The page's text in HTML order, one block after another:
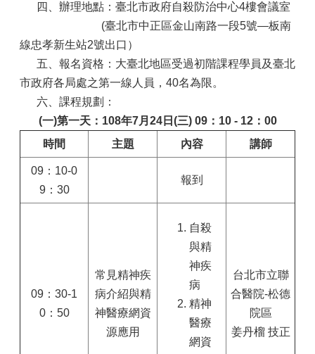
四、辦理地點：臺北市政府自殺防治中心4樓會議室
(臺北市中正區金山南路一段5號—板南
線忠孝新生站2號出口）
五、報名資格：大臺北地區受過初階課程學員及臺北
市政府各局處之第一線人員，40名為限。
六、課程規劃：
(一)第一天：108年7月24日(三) 09：10 - 12：00
時間
主題 內容 講師
09：10-0
9：30
報到
09：30-1
0：50
常見精神疾
病介紹與精
神醫療網資
源應用
自殺
與精
神疾
病
精神
醫療
網資
台北市立聯
合醫院-松德
院區
姜丹榴 技正